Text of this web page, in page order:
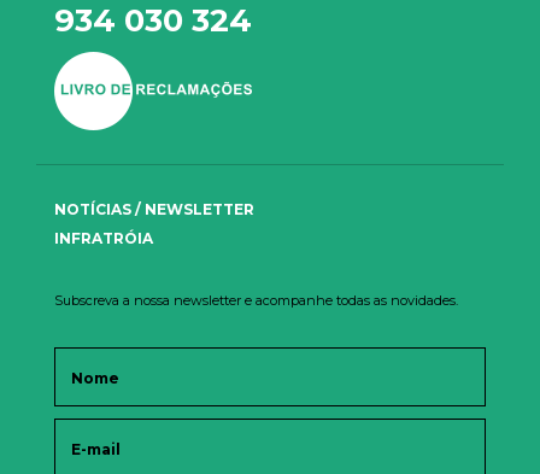
934 030 324
NOTÍCIAS / NEWSLETTER
INFRATRÓIA
Subscreva a nossa newsletter e acompanhe todas as novidades.